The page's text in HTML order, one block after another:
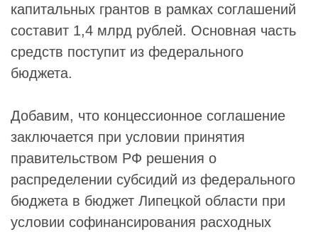
капитальных грантов в рамках соглашений
составит 1,4 млрд рублей. Основная часть
средств поступит из федерального
бюджета.
Добавим, что концессионное соглашение
заключается при условии принятия
правительством РФ решения о
распределении субсидий из федерального
бюджета в бюджет Липецкой области при
условии софинансирования расходных